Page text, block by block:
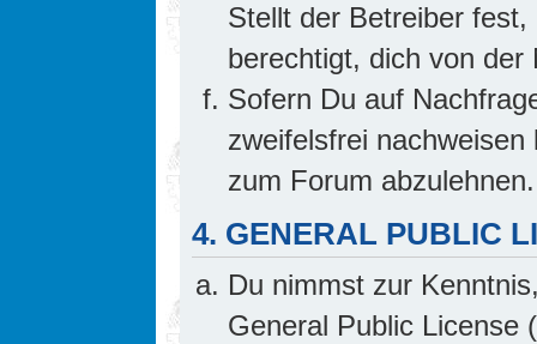
Stellt der Betreiber
berechtigt, dich von
Sofern Du auf
zweifelsfrei
zum Forum abzulehnen.
4. GENERAL PUBLIC
Du nimmst zur
General Public License